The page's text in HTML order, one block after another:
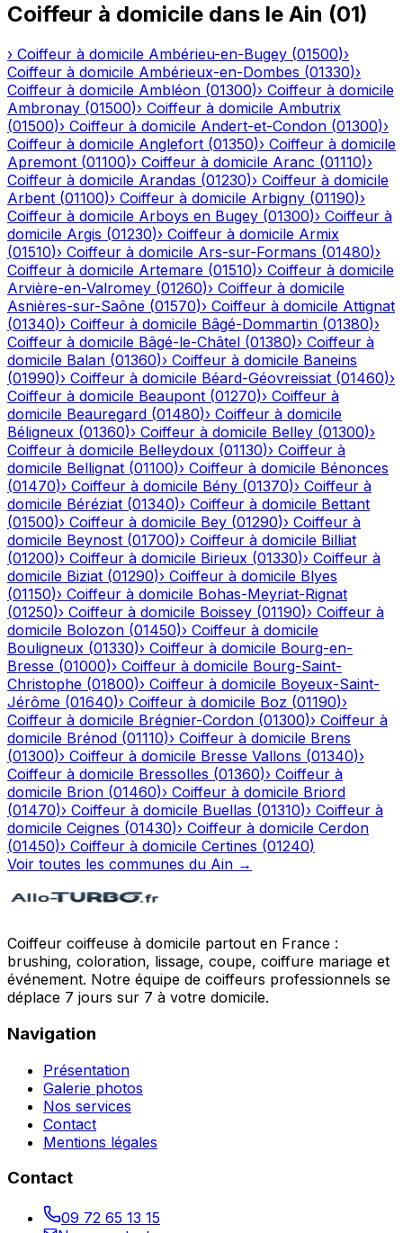
Coiffeur à domicile dans le Ain (01)
› Coiffeur à domicile Ambérieu-en-Bugey (01500)›
Coiffeur à domicile Ambérieux-en-Dombes (01330)›
Coiffeur à domicile Ambléon (01300)› Coiffeur à domicile
Ambronay (01500)› Coiffeur à domicile Ambutrix
(01500)› Coiffeur à domicile Andert-et-Condon (01300)›
Coiffeur à domicile Anglefort (01350)› Coiffeur à domicile
Apremont (01100)› Coiffeur à domicile Aranc (01110)›
Coiffeur à domicile Arandas (01230)› Coiffeur à domicile
Arbent (01100)› Coiffeur à domicile Arbigny (01190)›
Coiffeur à domicile Arboys en Bugey (01300)› Coiffeur à
domicile Argis (01230)› Coiffeur à domicile Armix
(01510)› Coiffeur à domicile Ars-sur-Formans (01480)›
Coiffeur à domicile Artemare (01510)› Coiffeur à domicile
Arvière-en-Valromey (01260)› Coiffeur à domicile
Asnières-sur-Saône (01570)› Coiffeur à domicile Attignat
(01340)› Coiffeur à domicile Bâgé-Dommartin (01380)›
Coiffeur à domicile Bâgé-le-Châtel (01380)› Coiffeur à
domicile Balan (01360)› Coiffeur à domicile Baneins
(01990)› Coiffeur à domicile Béard-Géovreissiat (01460)›
Coiffeur à domicile Beaupont (01270)› Coiffeur à
domicile Beauregard (01480)› Coiffeur à domicile
Béligneux (01360)› Coiffeur à domicile Belley (01300)›
Coiffeur à domicile Belleydoux (01130)› Coiffeur à
domicile Bellignat (01100)› Coiffeur à domicile Bénonces
(01470)› Coiffeur à domicile Bény (01370)› Coiffeur à
domicile Béréziat (01340)› Coiffeur à domicile Bettant
(01500)› Coiffeur à domicile Bey (01290)› Coiffeur à
domicile Beynost (01700)› Coiffeur à domicile Billiat
(01200)› Coiffeur à domicile Birieux (01330)› Coiffeur à
domicile Biziat (01290)› Coiffeur à domicile Blyes
(01150)› Coiffeur à domicile Bohas-Meyriat-Rignat
(01250)› Coiffeur à domicile Boissey (01190)› Coiffeur à
domicile Bolozon (01450)› Coiffeur à domicile
Bouligneux (01330)› Coiffeur à domicile Bourg-en-
Bresse (01000)› Coiffeur à domicile Bourg-Saint-
Christophe (01800)› Coiffeur à domicile Boyeux-Saint-
Jérôme (01640)› Coiffeur à domicile Boz (01190)›
Coiffeur à domicile Brégnier-Cordon (01300)› Coiffeur à
domicile Brénod (01110)› Coiffeur à domicile Brens
(01300)› Coiffeur à domicile Bresse Vallons (01340)›
Coiffeur à domicile Bressolles (01360)› Coiffeur à
domicile Brion (01460)› Coiffeur à domicile Briord
(01470)› Coiffeur à domicile Buellas (01310)› Coiffeur à
domicile Ceignes (01430)› Coiffeur à domicile Cerdon
(01450)› Coiffeur à domicile Certines (01240)
Voir toutes les communes du Ain →
Coiffeur coiffeuse à domicile partout en France :
brushing, coloration, lissage, coupe, coiffure mariage et
événement. Notre équipe de coiffeurs professionnels se
déplace 7 jours sur 7 à votre domicile.
Navigation
Présentation
Galerie photos
Nos services
Contact
Mentions légales
Contact
09 72 65 13 15